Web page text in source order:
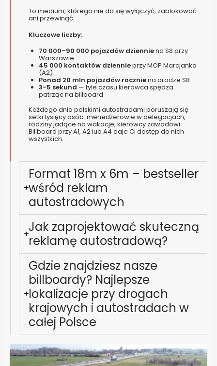
To medium, którego nie da się wyłączyć, zablokować
ani przewinąć.
Kluczowe liczby:
70 000–90 000 pojazdów dzienniena S8 przy
Warszawie
45 000 kontaktów dziennieprzy MOP Marcjanka
(A2)
Ponad 20 mln pojazdów roczniena drodze S8
3-5 sekund — tyle czasu kierowca spędza
patrząc na billboard
Każdego dnia polskimi autostradami poruszają się
setki tysięcy osób: menedżerowie w delegacjach,
rodziny jadące na wakacje, kierowcy zawodowi.
Billboard przy A1, A2 lub A4 daje Ci dostęp do nich
wszystkich.
Format 18m x 6m – bestseller
wśród reklam
autostradowych
Jak zaprojektować skuteczną
reklamę autostradową?
Gdzie znajdziesz nasze
billboardy? Najlepsze
lokalizacje przy drogach
krajowych i autostradach w
całej Polsce